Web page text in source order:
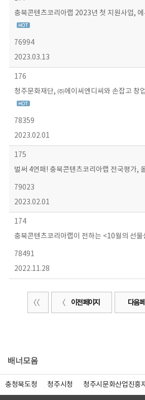
충북콘텐츠코리아랩 2023년 첫 지원사업,
76994
2023.03.13
176
청주문화재단, ㈜에이씨엔디씨와 손잡고 창
78359
2023.02.01
175
벌써 4연패! 충북콘텐츠코리아랩 전국평가,
79023
2023.02.01
174
충북콘텐츠코리아랩이 전하는 <10월의 선물
78491
2022.11.28
이전 페이지 다음
배너모음
충청북도청 청주시청 청주시문화산업진흥